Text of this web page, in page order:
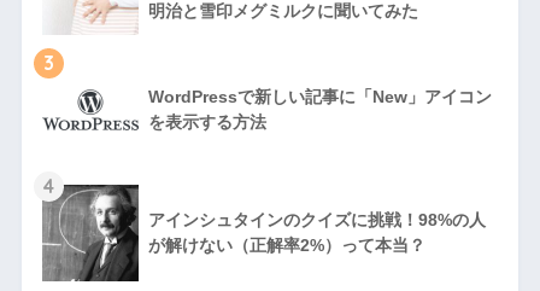
明治と雪印メグミルクに聞いてみた
3
WordPressで新しい記事に「New」アイコン
を表示する方法
4
アインシュタインのクイズに挑戦！98%の人
が解けない（正解率2%）って本当？